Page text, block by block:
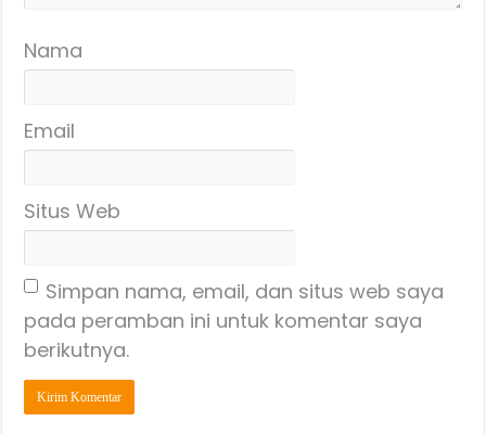
Nama
Email
Situs Web
Simpan nama, email, dan situs web saya
pada peramban ini untuk komentar saya
berikutnya.